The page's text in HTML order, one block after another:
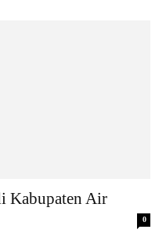
Kabupaten Air
0